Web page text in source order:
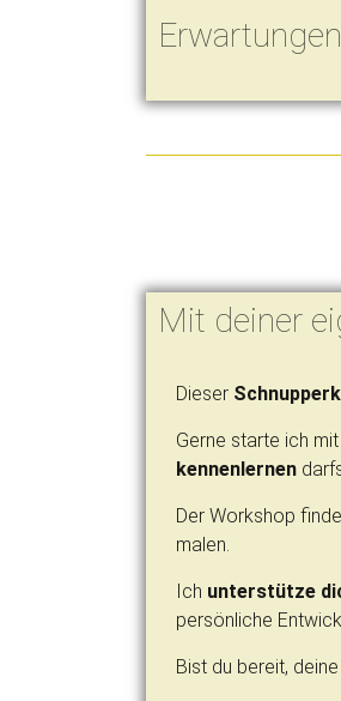
Mit deiner
Dieser
Gerne starte ich
kennenlernen
Der Workshop
malen.
Ich unterstütze
persönliche
Bist du bereit,